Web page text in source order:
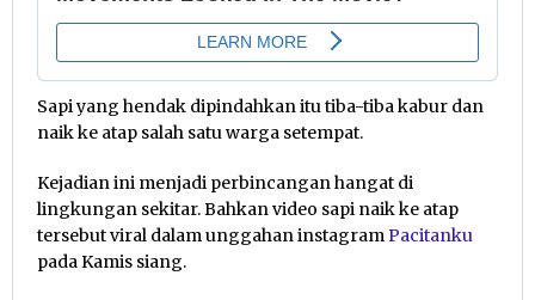
Sapi yang hendak dipindahkan itu tiba-tiba kabur dan
naik ke atap salah satu warga setempat.
Kejadian ini menjadi perbincangan hangat di
lingkungan sekitar. Bahkan video sapi naik ke atap
tersebut viral dalam unggahan instagramPacitanku
pada Kamis siang.